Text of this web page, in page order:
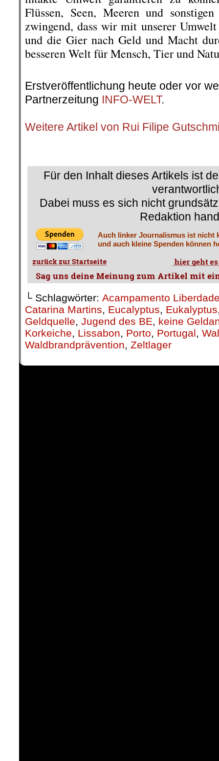
Flüssen, Seen, Meeren und
zwingend, dass wir mit unserer
und die Gier nach Geld und Macht
besseren Welt für Mensch, Tier und
Erstveröffentlichung heute oder vor
Partnerzeitung INFO-WELT.
Weitere Artikel von Rui Filipe
Für den Inhalt dieses Artikels ist
Dabei muss es sich nicht
Redaktion
Auch linker Journalismus ist nicht
und auch kleine Spenden können
└ Schlagwörter: Acampamento
Catarina Martins, Eucalyptus, Eukalyptus
Geldquelle, Jugend des BE, keine
Korkeiche, Lissabon, Porto, Portugal,
Waldbrandprävention, Zeltlager